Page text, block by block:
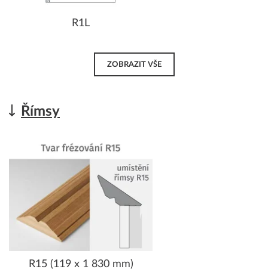
R1L
ZOBRAZIT VŠE
Římsy
R15 (119 x 1 830 mm)